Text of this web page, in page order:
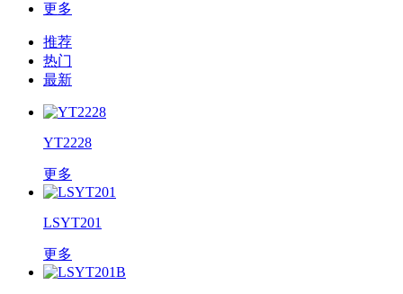
更多
推荐
热门
最新
YT2228
更多
LSYT201
更多